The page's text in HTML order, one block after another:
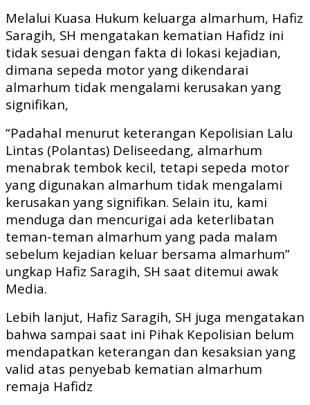
Melalui Kuasa Hukum keluarga almarhum, Hafiz
Saragih, SH mengatakan kematian Hafidz ini
tidak sesuai dengan fakta di lokasi kejadian,
dimana sepeda motor yang dikendarai
almarhum tidak mengalami kerusakan yang
signifikan,
“Padahal menurut keterangan Kepolisian Lalu
Lintas (Polantas) Deliseedang, almarhum
menabrak tembok kecil, tetapi sepeda motor
yang digunakan almarhum tidak mengalami
kerusakan yang signifikan. Selain itu, kami
menduga dan mencurigai ada keterlibatan
teman-teman almarhum yang pada malam
sebelum kejadian keluar bersama almarhum”
ungkap Hafiz Saragih, SH saat ditemui awak
Media.
Lebih lanjut, Hafiz Saragih, SH juga mengatakan
bahwa sampai saat ini Pihak Kepolisian belum
mendapatkan keterangan dan kesaksian yang
valid atas penyebab kematian almarhum
remaja Hafidz